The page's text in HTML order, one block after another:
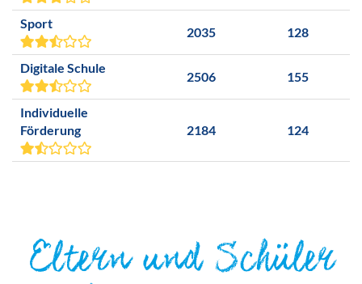
Sport
2035 128
Digitale Schule
2506 155
Individuelle
Förderung
2184 124
Eltern und Schüler